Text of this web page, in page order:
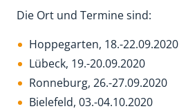
Die Ort und Termine sind:
Hoppegarten, 18.-22.09.2020
Lübeck, 19.-20.09.2020
Ronneburg, 26.-27.09.2020
Bielefeld, 03.-04.10.2020